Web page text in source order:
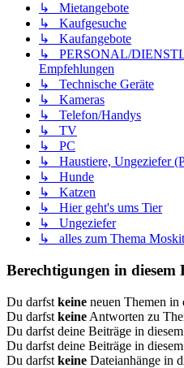
↳ Mietangebote
↳ Kaufgesuche
↳ Kaufangebote
↳ PERSONAL/
Empfehlungen
↳ Technische Geräte
↳ Kameras
↳ Telefon/Handys
↳ TV
↳ PC
↳ Haustiere, Ungeziefer
↳ Hunde
↳ Katzen
↳ Hier geht's ums Tier
↳ Ungeziefer
↳ alles zum Thema
Berechtigungen in diesem
Du darfst keine neuen Themen in
Du darfst keine Antworten zu
Du darfst deine Beiträge in
Du darfst deine Beiträge in
Du darfst keine Dateianhänge in